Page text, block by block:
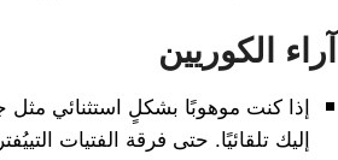
آراء الكوريين
إذا كنت موهوبًا بشكلٍ استثنائي مثل
إليك تلقائيًا. حتى فرقة الفتيات